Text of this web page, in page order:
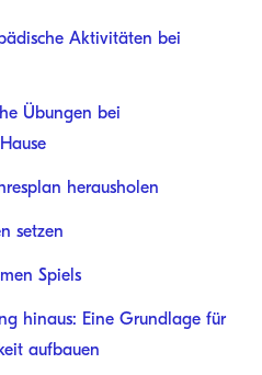
Aktivitäten bei
Übungen bei
herausholen
setzen
Spiels
hinaus: Eine Grundlage für
aufbauen